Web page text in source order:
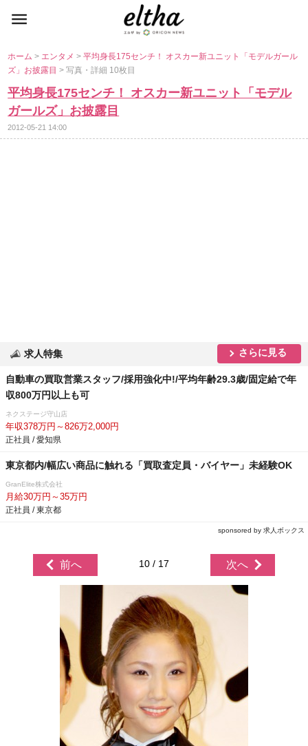
ホーム> エンタメ>平均身長175センチ！ オスカー新ユニット「モデルガール
ズ」お披露目> 写真・詳細 10枚目
平均身長175センチ！ オスカー新ユニット「モデル
ガールズ」お披露目
2012-05-21 14:00
求人特集 さらに見る
自動車の買取営業スタッフ/採用強化中!/平均年齢29.3歳/固定給で年
収800万円以上も可
ネクステージ守山店
年収378万円～826万2,000円
正社員 / 愛知県
東京都内/幅広い商品に触れる「買取査定員・バイヤー」未経験OK
GranElite株式会社
月給30万円～35万円
正社員 / 東京都
sponsored by 求人ボックス
前へ 10 / 17 次へ